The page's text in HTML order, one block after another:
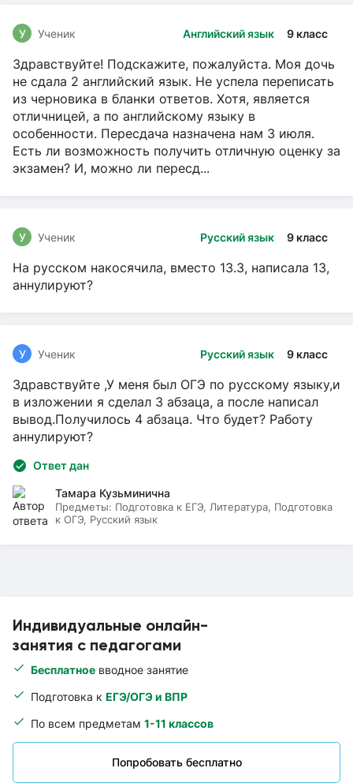
Индивидуальные онлайн-
занятия с педагогами
Бесплатное вводное занятие
Подготовка к ЕГЭ/ОГЭ и ВПР
По всем предметам 1-11 классов
Попробовать бесплатно
Английский язык 9 класс
У Ученик
Здравствуйте! Подскажите, пожалуйста. Моя дочь
не сдала 2 английский язык. Не успела переписать
из черновика в бланки ответов. Хотя, является
отличницей, а по английскому языку в
особенности. Пересдача назначена нам 3 июля.
Есть ли возможность получить отличную оценку за
экзамен? И, можно ли пересд...
Русский язык 9 класс
У Ученик
На русском накосячила, вместо 13.3, написала 13,
аннулируют?
Русский язык 9 класс
У Ученик
Здравствуйте ,У меня был ОГЭ по русскому языку,и
в изложении я сделал 3 абзаца, а после написал
вывод.Получилось 4 абзаца. Что будет? Работу
аннулируют?
Ответ дан
Тамара Кузьминична
Предметы: Подготовка к ЕГЭ, Литература, Подготовка
к ОГЭ, Русский язык